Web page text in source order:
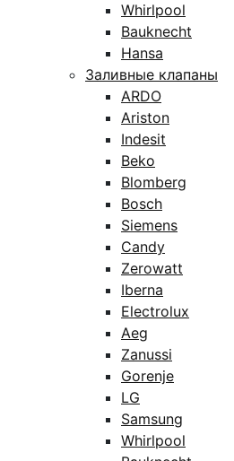
Whirlpool
Bauknecht
Hansa
Заливные клапаны
ARDO
Ariston
Indesit
Beko
Blomberg
Bosch
Siemens
Candy
Zerowatt
Iberna
Electrolux
Aeg
Zanussi
Gorenje
LG
Samsung
Whirlpool